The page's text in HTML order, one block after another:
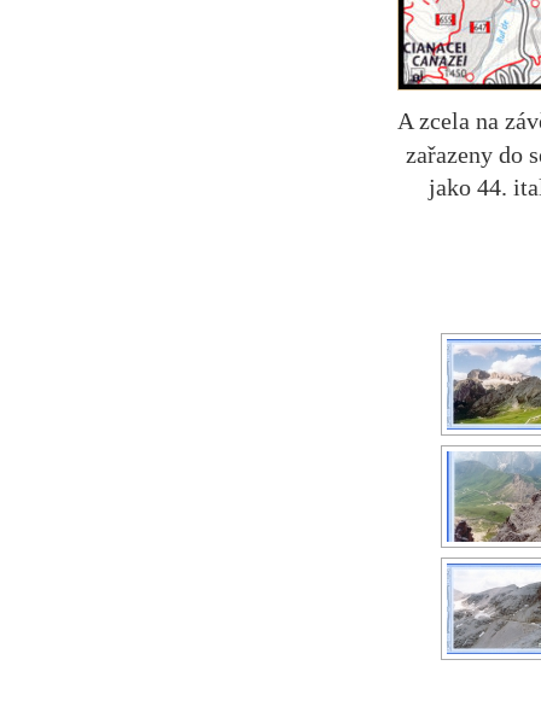
A zcela na
zařazeny do
jako 44.